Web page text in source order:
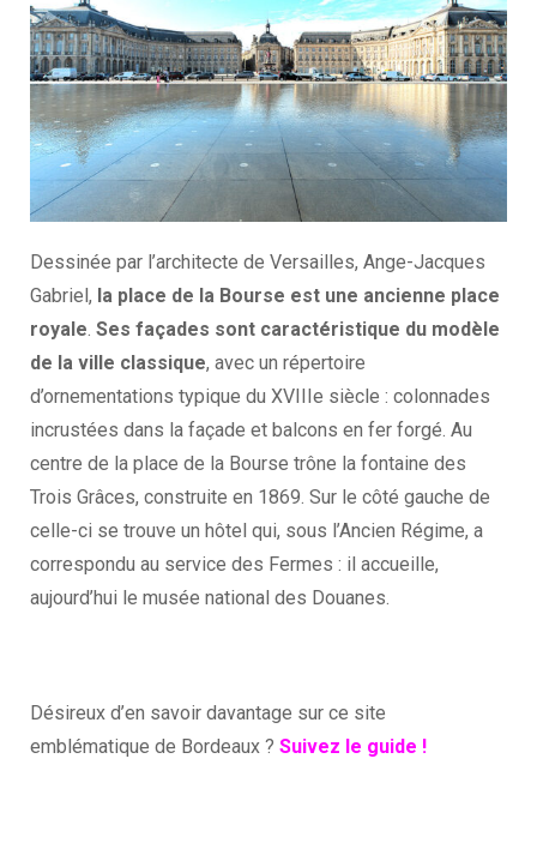
Dessinée par l’architecte de Versailles, Ange-Jacques
Gabriel, la place de la Bourse est une ancienne place
royale. Ses façades sont caractéristique du modèle
de la ville classique, avec un répertoire
d’ornementations typique du XVIIIe siècle : colonnades
incrustées dans la façade et balcons en fer forgé. Au
centre de la place de la Bourse trône la fontaine des
Trois Grâces, construite en 1869. Sur le côté gauche de
celle-ci se trouve un hôtel qui, sous l’Ancien Régime, a
correspondu au service des Fermes : il accueille,
aujourd’hui le musée national des Douanes.
Désireux d’en savoir davantage sur ce site
emblématique de Bordeaux ? Suivez le guide !